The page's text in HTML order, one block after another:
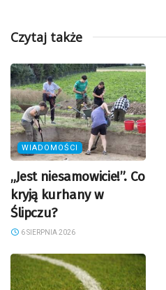
Czytaj także
WIADOMOŚCI
„Jest niesamowicie!”. Co
kryją kurhany w
Ślipczu?
6 SIERPNIA 2026